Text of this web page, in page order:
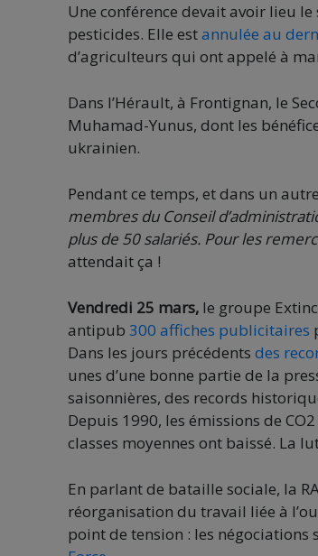
Une conférence devait avoir lieu
pesticides. Elle estannulée au
d’agriculteurs qui ont appelé à
Dans l’Hérault, à Frontignan, le
Muhamad-Yunus, dont les
ukrainien.
Pendant ce temps, et dans un
membres du Conseil
plus de 50 salariés. Pour les
attendait ça !
Vendredi 25 mars, le groupe
antipub 300 affiches publicitaires
Dans les jours précédents des
unes d’une bonne partie de la
saisonnières, des records
Depuis 1990, les émissions de
classes moyennes ont baissé. La
En parlant de bataille sociale, la
réorganisation du travail liée à
point de tension : les négociations